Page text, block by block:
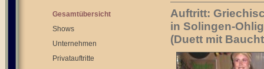
Gesamtübersicht
Shows
Unternehmen
Privatauftritte
Auftritt:
in Solingen-
(Duett mit